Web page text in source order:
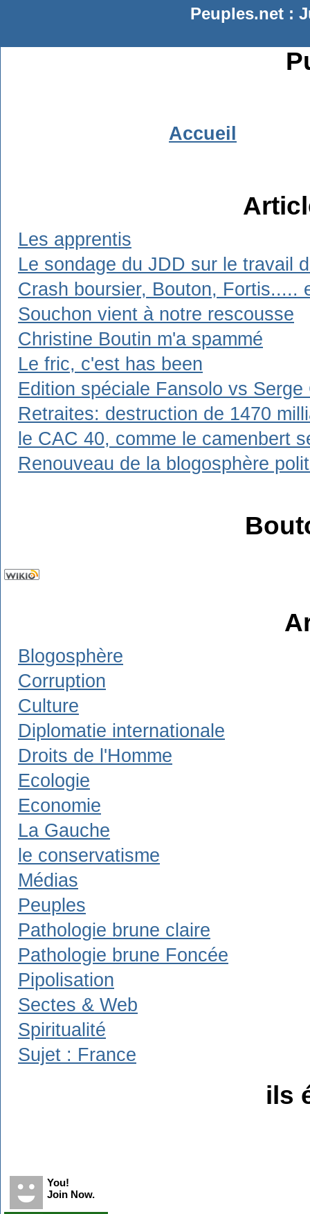
Peuples.net :
Accueil
Les apprentis
Le sondage du JDD sur le travail
Crash boursier, Bouton, Fortis.....
Souchon vient à notre rescousse
Christine Boutin m'a spammé
Le fric, c'est has been
Edition spéciale Fansolo vs Serge
Retraites: destruction de 1470
le CAC 40, comme le camenbert
Renouveau de la blogosphère
Blogosphère
Corruption
Culture
Diplomatie internationale
Droits de l'Homme
Ecologie
Economie
La Gauche
le conservatisme
Médias
Peuples
Pathologie brune claire
Pathologie brune Foncée
Pipolisation
Sectes & Web
Spiritualité
Sujet : France
ils
You!
Join Now.